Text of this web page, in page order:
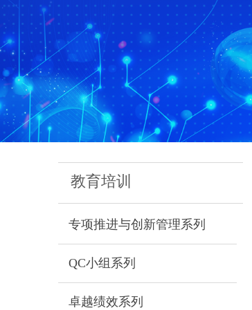
教育培训
专项推进与创新管理系列
QC小组系列
卓越绩效系列